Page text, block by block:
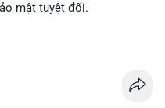
mật tuyệt đối.